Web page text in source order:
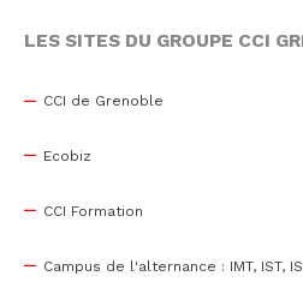
LES SITES DU GROUPE CCI
CCI de Grenoble
Ecobiz
CCI Formation
Campus de l'alternance : IMT, IST,